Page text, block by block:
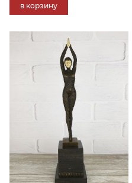
в корзину